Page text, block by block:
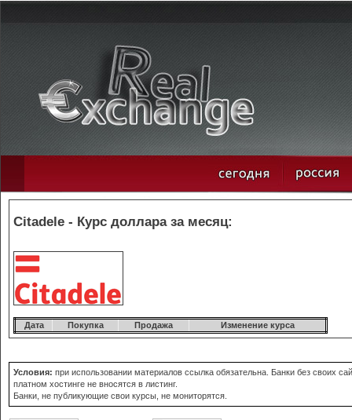
Citadele - Курс доллара за месяц:
Дата Покупка Продажа Изменение курса
Условия: при использовании материалов ссылка обязательна. Банки без своих
платном хостинге не вносятся в листинг.
Банки, не публикующие свои курсы, не мониторятся.